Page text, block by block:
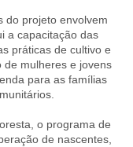
do projeto envolvem
a capacitação das
práticas de cultivo e
de mulheres e jovens
para as famílias
o programa de
de nascentes,